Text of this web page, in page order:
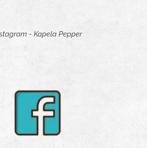
- Kapela Pepper